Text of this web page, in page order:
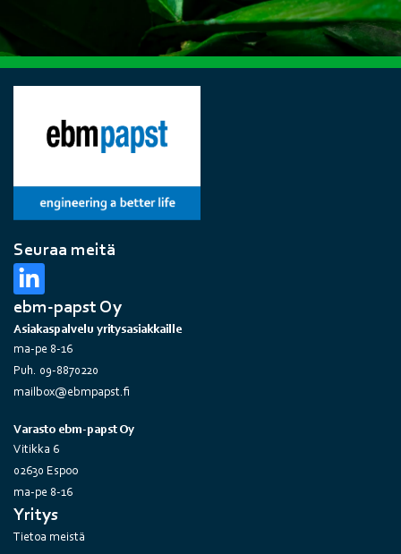
Seuraa meitä
ebm-papst Oy
Asiakaspalvelu yritysasiakkaille
ma-pe 8-16
Puh. 09-8870220
mailbox@ebmpapst.fi
Varasto ebm-papst Oy
Vitikka 6
02630 Espoo
ma-pe 8-16
Yritys
Tietoa meistä